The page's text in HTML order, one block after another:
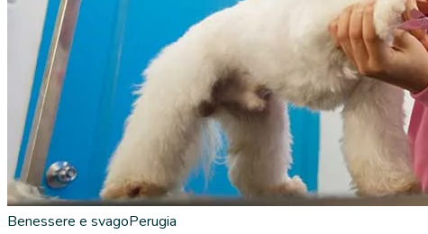
Benessere e svagoPerugia